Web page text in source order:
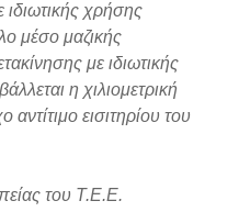
χρήσης
μέσο μαζικής
με ιδιωτικής
η χιλιομετρική
εισιτηρίου του
του Τ.Ε.Ε.